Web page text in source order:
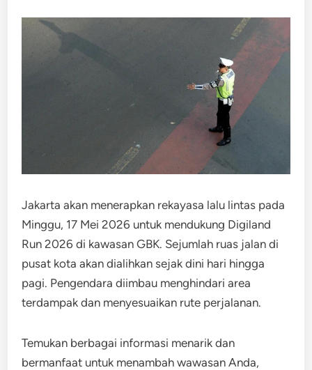
Jakarta akan menerapkan rekayasa lalu lintas pada
Minggu, 17 Mei 2026 untuk mendukung Digiland
Run 2026 di kawasan GBK. Sejumlah ruas jalan di
pusat kota akan dialihkan sejak dini hari hingga
pagi. Pengendara diimbau menghindari area
terdampak dan menyesuaikan rute perjalanan.
Temukan berbagai informasi menarik dan
bermanfaat untuk menambah wawasan Anda,